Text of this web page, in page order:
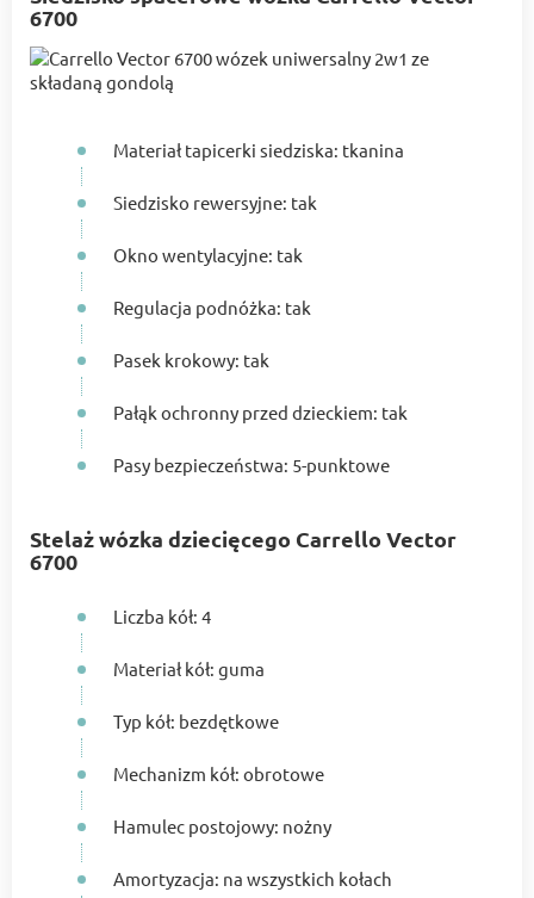
6700
Materiał tapicerki siedziska: tkanina
Siedzisko rewersyjne: tak
Okno wentylacyjne: tak
Regulacja podnóżka: tak
Pasek krokowy: tak
Pałąk ochronny przed dzieckiem: tak
Pasy bezpieczeństwa: 5-punktowe
Stelaż wózka dziecięcego Carrello Vector
6700
Liczba kół: 4
Materiał kół: guma
Typ kół: bezdętkowe
Mechanizm kół: obrotowe
Hamulec postojowy: nożny
Amortyzacja: na wszystkich kołach